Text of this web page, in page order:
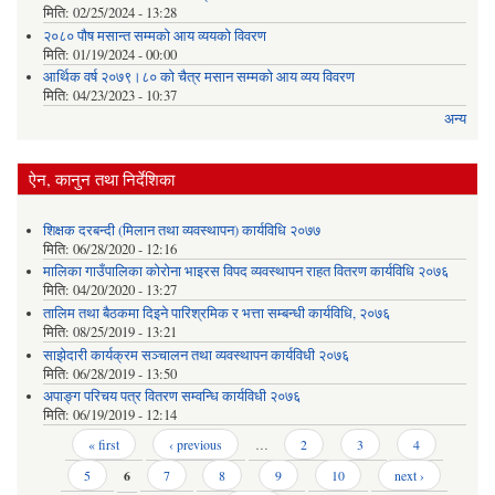
मिति: 02/25/2024 - 13:28
२०८० पौष मसान्त सम्मको आय व्ययको विवरण
मिति: 01/19/2024 - 00:00
आर्थिक वर्ष २०७९।८० को चैत्र मसान सम्मको आय व्यय विवरण
मिति: 04/23/2023 - 10:37
अन्य
ऐन, कानुन तथा निर्देशिका
शिक्षक दरबन्दी (मिलान तथा व्यवस्थापन) कार्यविधि २०७७
मिति: 06/28/2020 - 12:16
मालिका गाउँपालिका कोरोना भाइरस विपद व्यवस्थापन राहत वितरण कार्यविधि २०७६
मिति: 04/20/2020 - 13:27
तालिम तथा बैठकमा दिइने पारिश्रमिक र भत्ता सम्बन्धी कार्यविधि, २०७६
मिति: 08/25/2019 - 13:21
साझेदारी कार्यक्रम सञ्चालन तथा व्यवस्थापन कार्यविधी २०७६
मिति: 06/28/2019 - 13:50
अपाङ्ग परिचय पत्र वितरण सम्वन्धि कार्यविधी २०७६
मिति: 06/19/2019 - 12:14
Pages « first ‹ previous … 2 3
4
5
6 7 8 9 10
next ›